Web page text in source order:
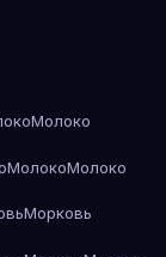
Молоко
МолокоМолоко
Морковь